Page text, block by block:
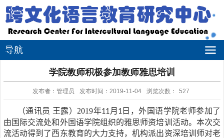
导航
学院教师积极参加教师雅思培训
发布者：管理员 发布时间：2019-11-04 浏览次数： 527
（通讯员 王露） 2019年11月 1 日 ，外国语学院老师参加了
由 国际交流处和外国语学院组织的雅思师资培训 活动。本次交
流活动得到了西东教育的大力支持，机构派出资深培训师对老